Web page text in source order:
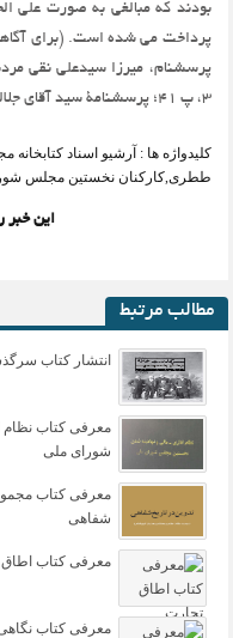
بودند که مبالغی به صورت علی
3، پ 41؛ پرسشنامۀ سید آقای جلالی تیرفروش، نمایندۀ تهران).
کلیدواژه ها : آرشیو اسناد
ططری,کارکنان نخستین مجلس
این خبر
مطالب مرتبط
انتشار کتاب
معرفی کتاب نظام
شورای ملی
معرفی کتاب
شفاهی
معرفی کتاب
معرفی کتاب